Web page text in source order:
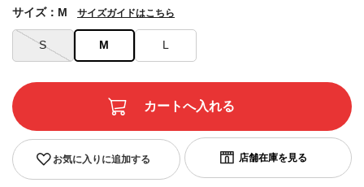
S M L
サイズ：M サイズガイドはこちら
お気に入りに追加する